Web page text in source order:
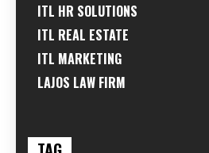
ITL HR SOLUTIONS
ITL REAL ESTATE
ITL MARKETING
LAJOS LAW FIRM